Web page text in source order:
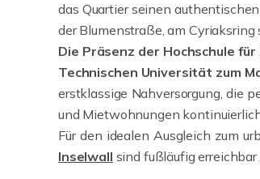
das Quartier seinen
der Blumenstraße, am
Die Präsenz der Hochschule
Technischen Universität zum
erstklassige Nahversorgung, die
und Mietwohnungen
Für den idealen Ausgleich zum
Inselwall sind fußläufig